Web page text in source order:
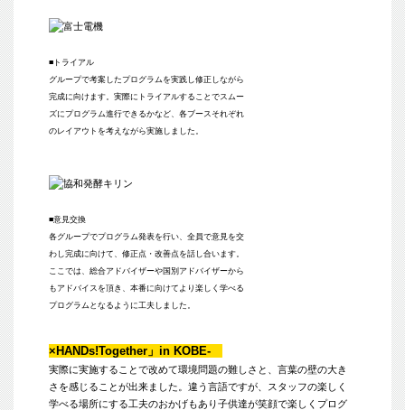
■トライアル
グループで考案したプログラムを実践し修正しながら
完成に向けます。実際にトライアルすることでスムー
ズにプログラム進行できるかなど、各ブースそれぞれ
のレイアウトを考えながら実施しました。
■意見交換
各グループでプログラム発表を行い、全員で意見を交
わし完成に向けて、修正点・改善点を話し合います。
ここでは、総合アドバイザーや国別アドバイザーから
もアドバイスを頂き、本番に向けてより楽しく学べる
プログラムとなるように工夫しました。
×HANDs!Together」in KOBE-
実際に実施することで改めて環境問題の難しさと、言葉の壁の大き
さを感じることが出来ました。違う言語ですが、スタッフの楽しく
学べる場所にする工夫のおかげもあり子供達が笑顔で楽しくプログ